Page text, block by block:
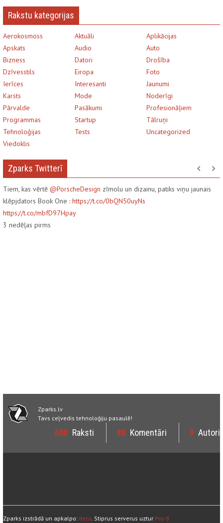
Rakstu kategorijas
Aerokosmoss Aktuāli
Aplikācijas
Apskats
Audio
Auto
Bizness
Datori
Drošība
Dzīvesstils
Eiropa
Foto
Ierīces
Interesanti
Jaunumi
Karsts
Mode
Noderīgi
Pārvalde
Pasākumi
Profesionāļiem
Programmas
Startup
Tālruņi
Tehnoloģijas
Tests
Uncategorized
Viedoklis
Zparks Twitterī
Tiem, kas vērtē @PorscheDesign zīmolu un dizainu, patiks viņu jaunais
klēpjdators Book One : https://t.co/0bQN50uyNs
https://t.co/mbfD97Hpay
3 nedēļas pirms
Zparks.lv
Tavs ceļvedis tehnoloģiju pasaulē!
600 Raksti 88 Komentāri 9 Autori
Zparks izstrādā un apkalpo: Itero. Stiprus serverus uztur Pro-9